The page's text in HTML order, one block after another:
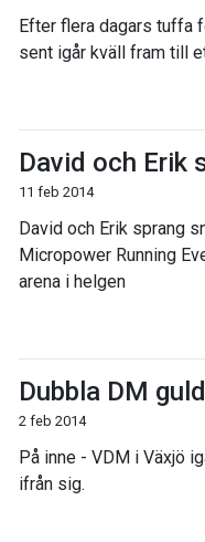
Efter flera dagars tuffa
sent igår kväll fram till
David och Erik
11 feb 2014
David och Erik sprang
Micropower Running
arena i helgen
Dubbla DM
2 feb 2014
På inne - VDM i Växjö
ifrån sig.